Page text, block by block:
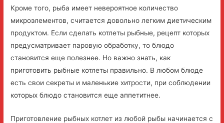
Кроме того, рыба имеет невероятное количество
микроэлементов, считается довольно легким диетическим
продуктом. Если сделать котлеты рыбные, рецепт которых
предусматривает паровую обработку, то блюдо
становится еще полезнее. Но важно знать, как
приготовить рыбные котлеты правильно. В любом блюде
есть свои секреты и маленькие хитрости, при соблюдении
которых блюдо становится еще аппетитнее.
Приготовление рыбных котлет из любой рыбы начинается с